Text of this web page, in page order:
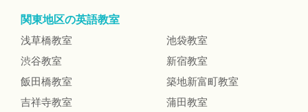
関東地区の英語教室
浅草橋教室
池袋教室
渋谷教室
新宿教室
飯田橋教室
築地新富町教室
吉祥寺教室
蒲田教室